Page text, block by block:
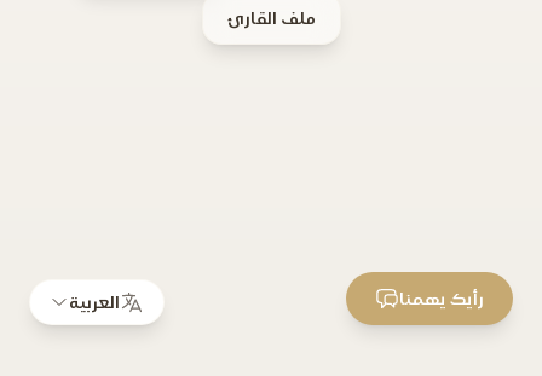
ملف القارئ
العربية رأيك يهمنا